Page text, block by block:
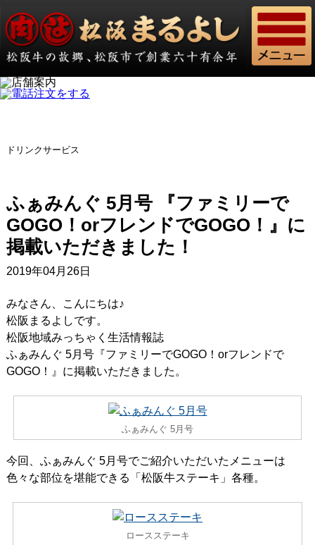
ドリンクサービス
ふぁみんぐ 5月号 『ファミリーで
GOGO！orフレンドでGOGO！』に
掲載いただきました！
2019年04月26日
みなさん、こんにちは♪
松阪まるよしです。
松阪地域みっちゃく生活情報誌
ふぁみんぐ 5月号『ファミリーでGOGO！orフレンドで
GOGO！』に掲載いただきました。
ふぁみんぐ 5月号
今回、ふぁみんぐ 5月号でご紹介いただいたメニューは
色々な部位を堪能できる「松阪牛ステーキ」各種。
ロースステーキ